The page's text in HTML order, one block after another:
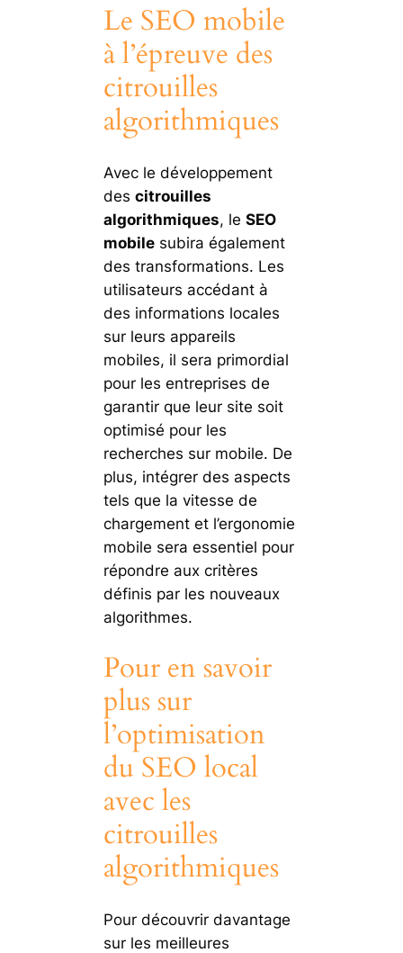
Le SEO mobile
à l’épreuve des
citrouilles
algorithmiques
Avec le développement
descitrouilles
algorithmiques, leSEO
mobile subira également
des transformations. Les
utilisateurs accédant à
des informations locales
sur leurs appareils
mobiles, il sera primordial
pour les entreprises de
garantir que leur site soit
optimisé pour les
recherches sur mobile. De
plus, intégrer des aspects
tels que la vitesse de
chargement et l’ergonomie
mobile sera essentiel pour
répondre aux critères
définis par les nouveaux
algorithmes.
Pour en savoir
plus sur
l’optimisation
du SEO local
avec les
citrouilles
algorithmiques
Pour découvrir davantage
sur les meilleures